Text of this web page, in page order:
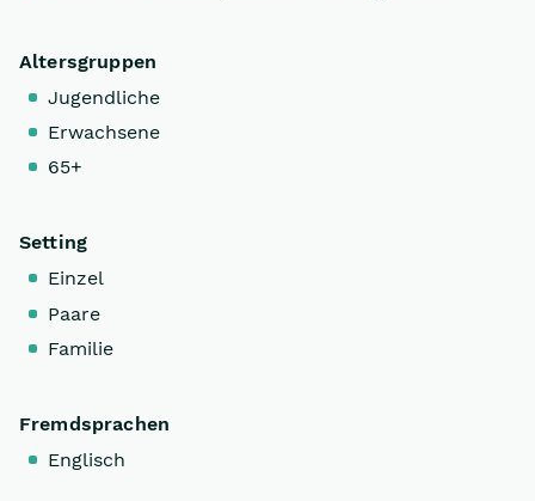
Altersgruppen
Jugendliche
Erwachsene
65+
Setting
Einzel
Paare
Familie
Fremdsprachen
Englisch